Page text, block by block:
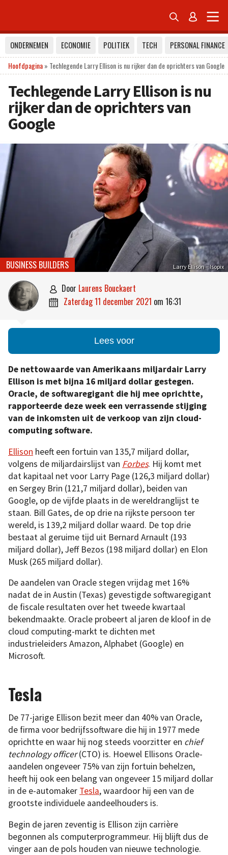
 
ONDERNEMEN ECONOMIE POLITIEK TECH
PERSONAL FINANCE
Hoofdpagina» Techlegende Larry Ellison is nu rijker dan de oprichters van Google
Techlegende Larry Ellison is nu
rijker dan de oprichters van
Google
Larry Ellison – Isopix
BUSINESS BUILDERS
 door Laurens Bouckaert
 zaterdag 11 december 2021 om 16:31
Lees voor
De nettowaarde van Amerikaans miljardair Larry
Ellison is met bijna 16 miljard dollar gestegen.
Oracle, de softwaregigant die hij mee oprichtte,
rapporteerde deze week een verrassende stijging
van de inkomsten uit de verkoop van zijn cloud-
computing software.
Ellison heeft een fortuin van 135,7 miljard dollar,
volgens de miljardairslijst van Forbes. Hij komt met
dat kapitaal net voor Larry Page (126,3 miljard dollar)
en Sergey Brin (121,7 miljard dollar), beiden van
Google, op de vijfde plaats in de wereldranglijst te
staan. Bill Gates, de op drie na rijkste persoon ter
wereld, is 139,2 miljard dollar waard. De top drie
bestaat al geruime tijd uit Bernard Arnault (193
miljard dollar), Jeff Bezos (198 miljard dollar) en Elon
Musk (265 miljard dollar).
De aandelen van Oracle stegen vrijdag met 16%
nadat de in Austin (Texas) gevestigde softwaregigant
de fiscale resultaten over het tweede kwartaal
bekendmaakte. Oracle probeert al jaren de kloof in de
cloud computing-markt te dichten met
industrieleiders Amazon, Alphabet (Google) en
Microsoft.
Tesla
De 77-jarige Ellison bezit meer dan 40% van Oracle,
de firma voor bedrijfssoftware die hij in 1977 mede
oprichtte en waar hij nog steeds voorzitter en chief
technology officer(CTO) is. Hoewel Ellisons Oracle-
aandelen ongeveer 75% van zijn fortuin behelzen,
heeft hij ook een belang van ongeveer 15 miljard dollar
in de e-automaker Tesla, waardoor hij een van de
grootste individuele aandeelhouders is.
Begin de jaren zeventig is Ellison zijn carrière
begonnen als computerprogrammeur. Hij blijft dus de
vinger aan de pols houden van nieuwe technologie.